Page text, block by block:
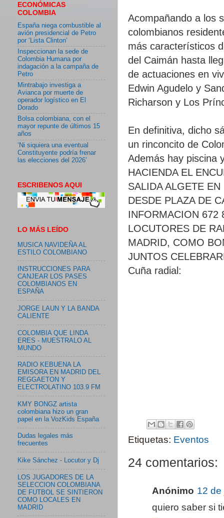
Acompañando a los
colombianos
más característicos
del Caimán hasta
de actuaciones en
Edwin Agudelo y
Richarson y Los
En definitiva, dicho
un rinconcito de
Además hay piscina
HACIENDA EL
SALIDA ALGETE
DESDE PLAZA DE
INFORMACION 672
LOCUTORES DE
MADRID, COMO
JUNTOS
Cuña radial:
Etiquetas: Eventos
24 comentarios:
Anónimo 12 de
quiero saber si
ECONÓMICAS
COLOMBIA
España niega combustible al
avión presidencial de Petro
por ‘Lista Clinton’
Inspeccionan la sede de
Colombia Humana por
indagación a la campaña de
Petro
Mintrabajo investiga a
Avianca por muerte de
operador logístico en El
Dorado
Bolsa colombiana, con el
mayor repunte de últimos 15
años
‘Ni siquiera una eventual
Constituyente podría frenar
las elecciones del 2026’
ESCRIBENOS AQUI
LO MÁS LEÍDO
MUSICA NAVIDEÑA AL
ESTILO COLOMBIANO
INSTRUCCIONES PARA
CANJEAR LOS PASES
COLOMBIANOS EN
ESPAÑA
JORGE LAUN Y LA BANDA
CALIENTE
COLOMBIA QUE LINDA
ERES - MUESTRALO AL
MUNDO
RADIO KEBUENA LA
EMISORA EN MADRID DEL
REGGAETON Y
ELECTROLATINO 103.9 FM
KMY BONGZ artista
colombiana hizo un gran
papel en la VozKids España
Dudas legales más
frecuentes
Kike Sánchez - Locutor y Dj
LOS JUGADORES DE LA
SELECCION COLOMBIANA
DE FUTBOL SE SINTIERON
COMO LOCALES EN
MADRID